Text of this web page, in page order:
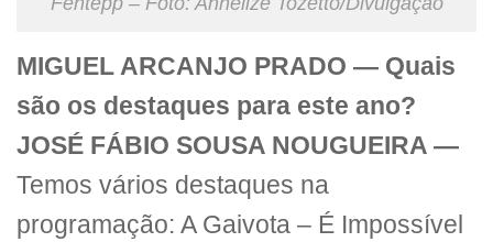
MIGUEL ARCANJO PRADO — Quais
são os destaques para este ano?
JOSÉ FÁBIO SOUSA NOUGUEIRA —
Temos vários destaques na
programação: A Gaivota – É Impossível